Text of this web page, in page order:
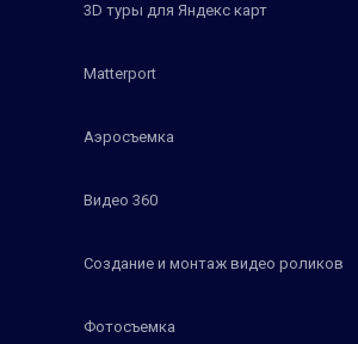
3D туры для Яндекс карт
Matterport
Аэросъемка
Видео 360
Создание и монтаж видео роликов
Фотосъемка